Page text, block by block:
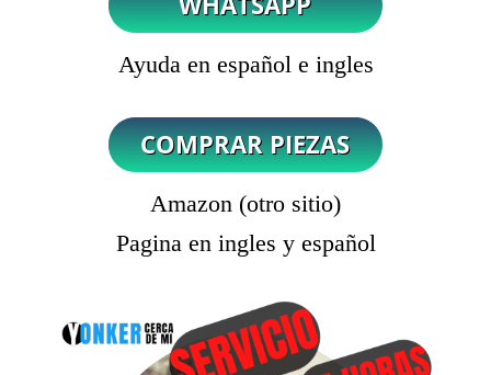
Ayuda en español e ingles
Amazon (otro sitio)
Pagina en ingles y español